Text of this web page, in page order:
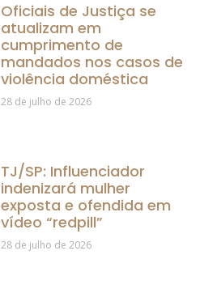
Oficiais de Justiça se
atualizam em
cumprimento de
mandados nos casos de
violência doméstica
28 de julho de 2026
TJ/SP: Influenciador
indenizará mulher
exposta e ofendida em
vídeo “redpill”
28 de julho de 2026